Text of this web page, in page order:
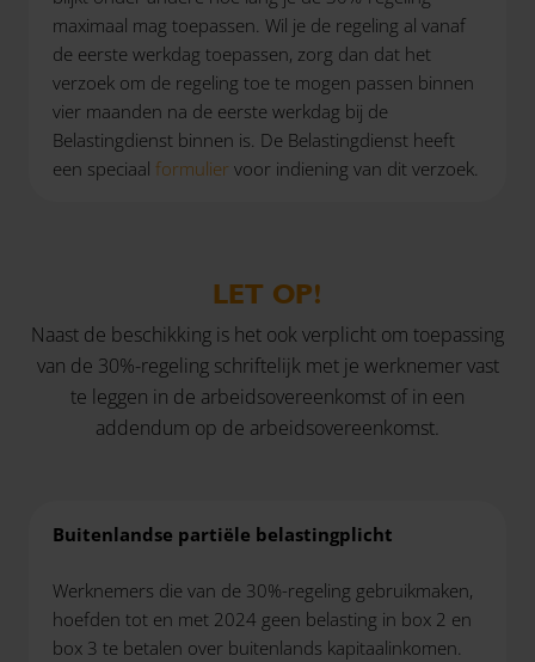
maximaal mag toepassen. Wil je de regeling al vanaf
de eerste werkdag toepassen, zorg dan dat het
verzoek om de regeling toe te mogen passen binnen
vier maanden na de eerste werkdag bij de
Belastingdienst binnen is. De Belastingdienst heeft
een speciaal formulier voor indiening van dit verzoek.
LET OP!
Naast de beschikking is het ook verplicht om toepassing
van de 30%-regeling schriftelijk met je werknemer vast
te leggen in de arbeidsovereenkomst of in een
addendum op de arbeidsovereenkomst.
Buitenlandse partiële belastingplicht
Werknemers die van de 30%-regeling gebruikmaken,
hoefden tot en met 2024 geen belasting in box 2 en
box 3 te betalen over buitenlands kapitaalinkomen.